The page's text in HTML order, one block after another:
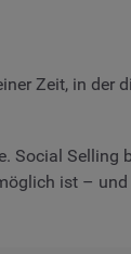
Zeit, in der
Social Selling
ist –